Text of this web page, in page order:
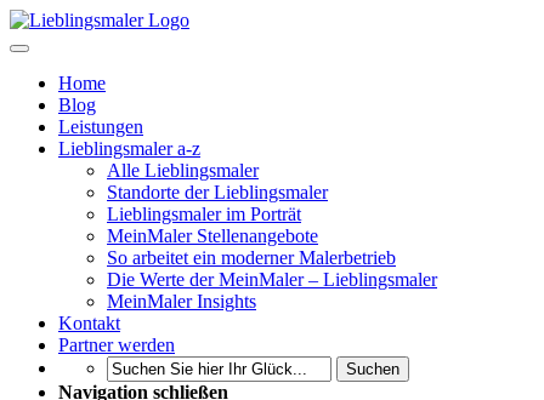
Home
Blog
Leistungen
Lieblingsmaler a-z
Alle Lieblingsmaler
Standorte der Lieblingsmaler
Lieblingsmaler im Porträt
MeinMaler Stellenangebote
So arbeitet ein moderner Malerbetrieb
Die Werte der MeinMaler – Lieblingsmaler
MeinMaler Insights
Kontakt
Partner werden
Suchen
Navigation schließen